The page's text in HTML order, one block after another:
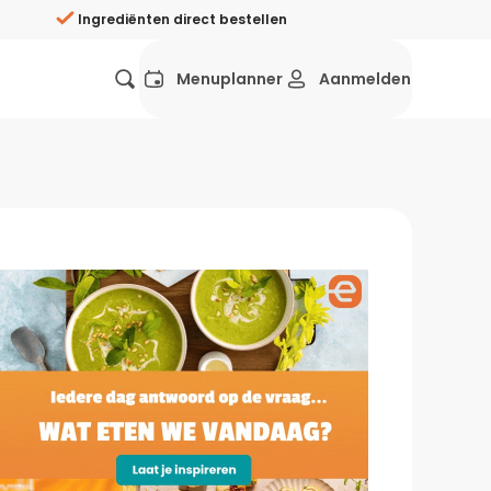
Ingrediënten direct bestellen
Gezonde recepten
Recepten avondeten
Makkelijke recepten
Menuplanner Aanmelden